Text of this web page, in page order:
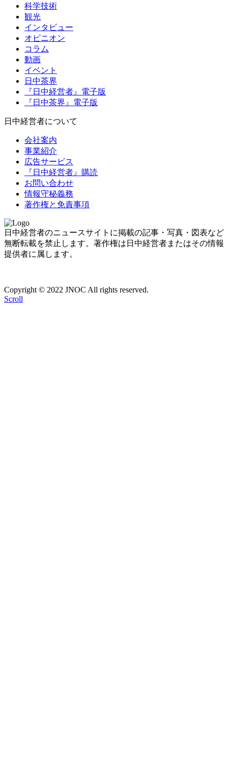
科学技術
観光
インタビュー
オピニオン
コラム
動画
イベント
日中茶界
『日中経営者』電子版
『日中茶界』電子版
日中経営者について
会社案内
事業紹介
広告サービス
『日中経営者』購読
お問い合わせ
情報守秘義務
著作権と免責事項
日中経営者のニュースサイトに掲載の記事・写真・図表など
無断転載を禁止します。著作権は日中経営者またはその情報
提供者に属します。
Copyright © 2022 JNOC All rights reserved.
Scroll